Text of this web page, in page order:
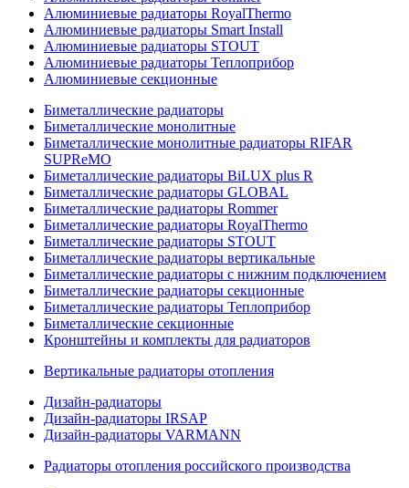
Алюминиевые радиаторы RoyalThermo
Алюминиевые радиаторы Smart Install
Алюминиевые радиаторы STOUT
Алюминиевые радиаторы Теплоприбор
Алюминиевые секционные
Биметаллические радиаторы
Биметаллические монолитные
Биметаллические монолитные радиаторы RIFAR
SUPReMO
Биметаллические радиаторы BiLUX plus R
Биметаллические радиаторы GLOBAL
Биметаллические радиаторы Rommer
Биметаллические радиаторы RoyalThermo
Биметаллические радиаторы STOUT
Биметаллические радиаторы вертикальные
Биметаллические радиаторы с нижним подключением
Биметаллические радиаторы секционные
Биметаллические радиаторы Теплоприбор
Биметаллические секционные
Кронштейны и комплекты для радиаторов
Вертикальные радиаторы отопления
Дизайн-радиаторы
Дизайн-радиаторы IRSAP
Дизайн-радиаторы VARMANN
Радиаторы отопления российского производства